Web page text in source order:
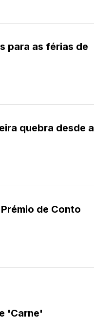
para as férias de
quebra desde a
de Conto
'Carne'